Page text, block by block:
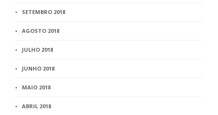
SETEMBRO 2018
AGOSTO 2018
JULHO 2018
JUNHO 2018
MAIO 2018
ABRIL 2018